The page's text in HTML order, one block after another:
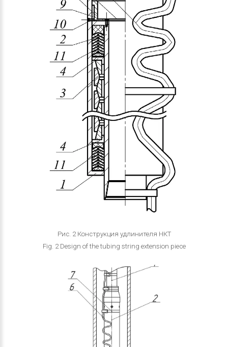
Рис. 2 Конструкция удлинителя НКТ
Fig. 2 Design of the tubing string extension piece